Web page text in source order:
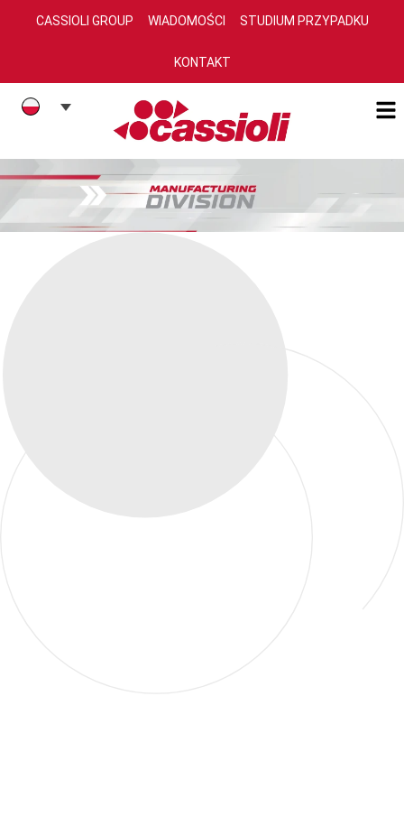
CASSIOLI GROUP WIADOMOŚCI STUDIUM PRZYPADKU
KONTAKT